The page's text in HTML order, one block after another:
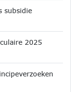
subsidie
2025